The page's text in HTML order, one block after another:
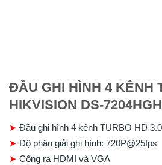
ĐẦU GHI HÌNH 4 KÊNH
HIKVISION DS-
➤ Đầu ghi hình 4 kênh TURBO HD 3.0
➤ Độ phân giải ghi hình: 720P@25fps
➤ Cổng ra HDMI và VGA